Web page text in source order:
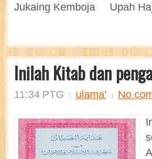
Jukaing Kemboja Upah
Inilah Kitab dan
11:34 PTG ulama' No